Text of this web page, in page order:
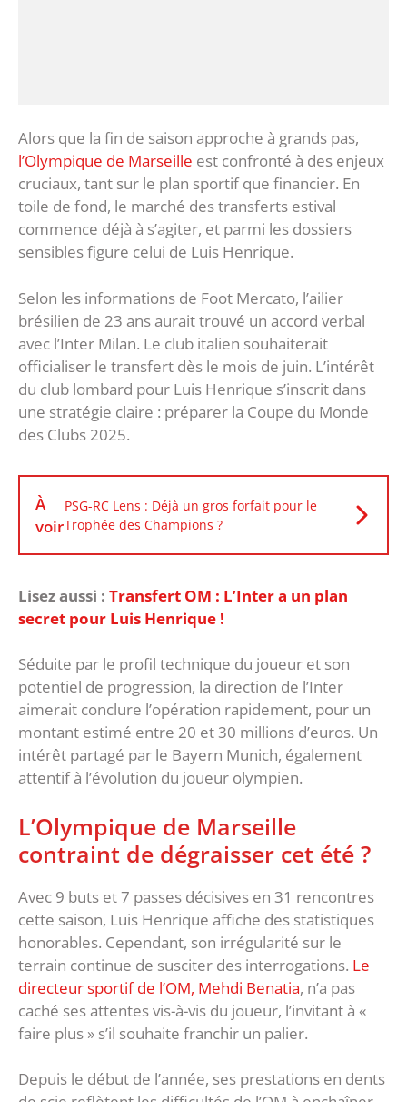
Alors que la fin de saison approche à grands pas,
l’Olympique de Marseille est confronté à des enjeux
cruciaux, tant sur le plan sportif que financier. En
toile de fond, le marché des transferts estival
commence déjà à s’agiter, et parmi les dossiers
sensibles figure celui de Luis Henrique.
Selon les informations de Foot Mercato, l’ailier
brésilien de 23 ans aurait trouvé un accord verbal
avec l’Inter Milan. Le club italien souhaiterait
officialiser le transfert dès le mois de juin. L’intérêt
du club lombard pour Luis Henrique s’inscrit dans
une stratégie claire : préparer la Coupe du Monde
des Clubs 2025.
À
voir
PSG-RC Lens : Déjà un gros forfait pour le
Trophée des Champions ?
Lisez aussi : Transfert OM : L’Inter a un plan
secret pour Luis Henrique !
Séduite par le profil technique du joueur et son
potentiel de progression, la direction de l’Inter
aimerait conclure l’opération rapidement, pour un
montant estimé entre 20 et 30 millions d’euros. Un
intérêt partagé par le Bayern Munich, également
attentif à l’évolution du joueur olympien.
L’Olympique de Marseille
contraint de dégraisser cet été ?
Avec 9 buts et 7 passes décisives en 31 rencontres
cette saison, Luis Henrique affiche des statistiques
honorables. Cependant, son irrégularité sur le
terrain continue de susciter des interrogations. Le
directeur sportif de l’OM, Mehdi Benatia, n’a pas
caché ses attentes vis-à-vis du joueur, l’invitant à «
faire plus » s’il souhaite franchir un palier.
Depuis le début de l’année, ses prestations en dents